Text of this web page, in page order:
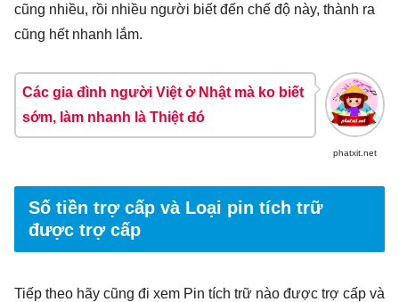
cũng nhiều, rồi nhiều người biết đến chế độ này, thành ra
cũng hết nhanh lắm.
phatxit.net
Các gia đình người Việt ở Nhật mà ko biết
sớm, làm nhanh là Thiệt đó
Số tiền trợ cấp và Loại pin tích trữ
được trợ cấp
Tiếp theo hãy cũng đi xem Pin tích trữ nào được trợ cấp và